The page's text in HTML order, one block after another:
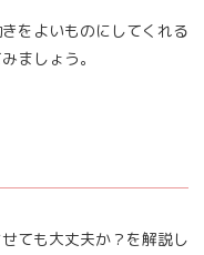
をよいものにしてくれる
ましょう。
ても大丈夫か？を解説し